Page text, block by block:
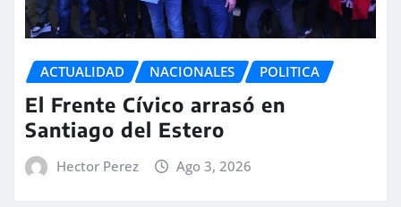
ACTUALIDAD NACIONALES POLITICA
El Frente Cívico arrasó en
Santiago del Estero
Hector Perez Ago 3, 2026